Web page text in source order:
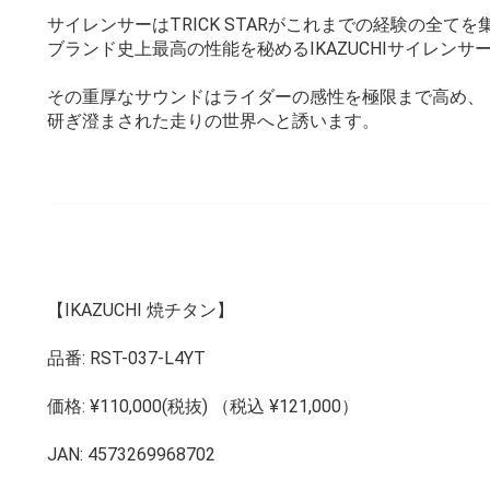
サイレンサーはTRICK STARがこれまでの経験の全てを
ブランド史上最高の性能を秘めるIKAZUCHIサイレンサー
その重厚なサウンドはライダーの感性を極限まで高め、
研ぎ澄まされた走りの世界へと誘います。
【IKAZUCHI 焼チタン】
品番: RST-037-L4YT
価格: ¥110,000(税抜) （税込 ¥121,000）
JAN: 4573269968702